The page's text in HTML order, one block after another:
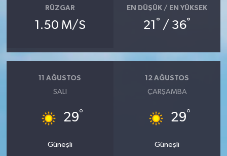
RÜZGAR
1.50 M/S
EN DÜŞÜK / EN YÜKSEK
21 ° / 36°
11 AĞUSTOS
SALI
29°
Güneşli
12 AĞUSTOS
ÇARŞAMBA
29°
Güneşli